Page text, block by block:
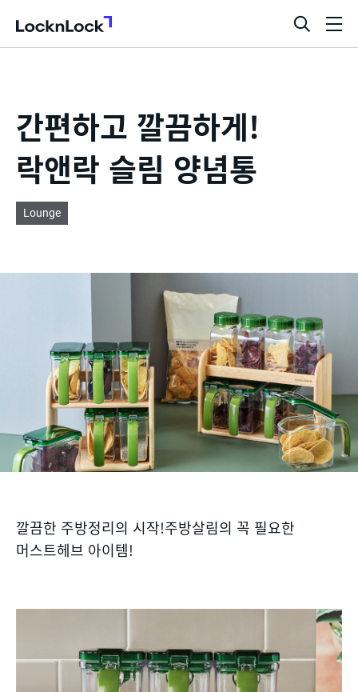
LocknLock
검
색
간편하고 깔끔하게!
락앤락 슬림 양념통
Lounge
깔끔한 주방정리의 시작!주방살림의 꼭 필요한
머스트헤브 아이템!